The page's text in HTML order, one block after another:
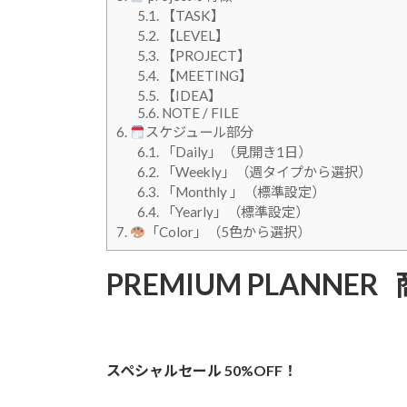
5.1.【TASK】
5.2.【LEVEL】
5.3.【PROJECT】
5.4.【MEETING】
5.5.【IDEA】
5.6.NOTE / FILE
6.
スケジュール部分
6.1.「Daily」（見開き1日）
6.2.「Weekly」（週タイプから選択）
6.3.「Monthly 」（標準設定）
6.4.「Yearly」（標準設定）
7.
「Color」（5色から選択）
PREMIUM PLANNER
スペシャルセール 50%OFF！